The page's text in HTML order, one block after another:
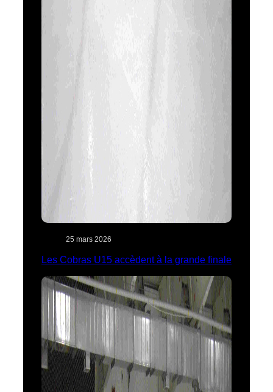
25 mars 2026
Les Cobras U15 accèdent à la grande finale